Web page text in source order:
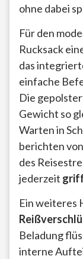
ohne dabei
Für den
Rucksack
das
einfache
Die
Gewicht so
Warten in
berichten
des
jederzeit
Ein weiteres
Beladung
interne